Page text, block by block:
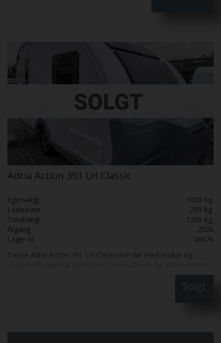
Adria Action 391 LH Classic
Egenvægt
1020 Kg.
Lasteevne
280 Kg.
Totalvægt
1300 Kg.
Årgang
2026
Lager nr.
26076
Denne Adria Action 391 LH Classic har dør med vindue og
Solgt